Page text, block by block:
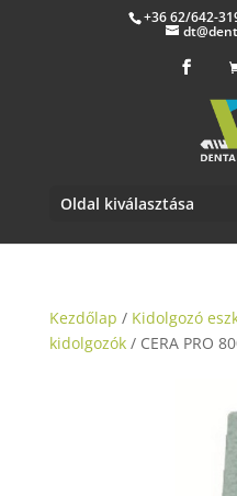
+36 62/642-
Oldal kiválasztása
Kezdőlap / Kidolgozó
kidolgozók/ CERA PRO